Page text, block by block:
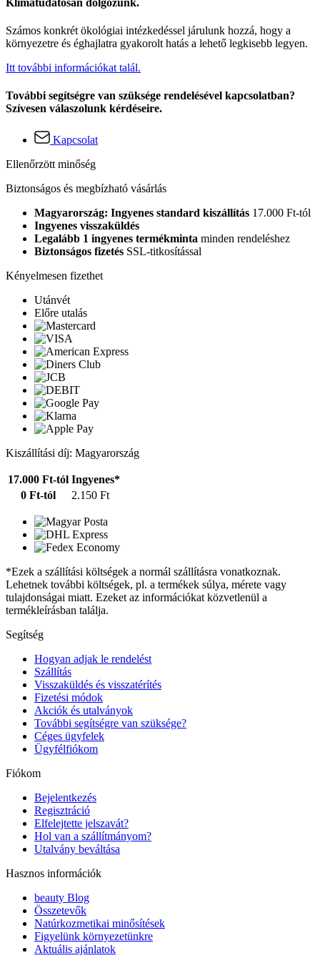
Számos konkrét ökológiai intézkedéssel járulunk hozzá, hogy a
környezetre és éghajlatra gyakorolt hatás a lehető legkisebb legyen.
Itt további információkat talál.
További segítségre van szüksége rendelésével kapcsolatban?
Szívesen válaszolunk kérdéseire.
Kapcsolat
Ellenőrzött minőség
Biztonságos és megbízható vásárlás
Magyarország: Ingyenes standard kiszállítás 17.000 Ft-tól
Ingyenes visszaküldés
Legalább 1 ingyenes termékminta minden rendeléshez
Biztonságos fizetés SSL-titkosítással
Kényelmesen fizethet
Utánvét
Előre utalás
Kiszállítási díj: Magyarország
17.000 Ft-tól Ingyenes*
0 Ft-tól
2.150 Ft
*Ezek a szállítási költségek a normál szállításra vonatkoznak.
Lehetnek további költségek, pl. a termékek súlya, mérete vagy
tulajdonságai miatt. Ezeket az információkat közvetlenül a
termékleírásban találja.
Segítség
Hogyan adjak le rendelést
Szállítás
Visszaküldés és visszatérítés
Fizetési módok
Akciók és utalványok
További segítségre van szüksége?
Céges ügyfelek
Ügyfélfiókom
Fiókom
Bejelentkezés
Regisztráció
Elfelejtette jelszavát?
Hol van a szállítmányom?
Utalvány beváltása
Hasznos információk
beauty Blog
Összetevők
Natúrkozmetikai minősítések
Figyelünk környezetünkre
Aktuális ajánlatok